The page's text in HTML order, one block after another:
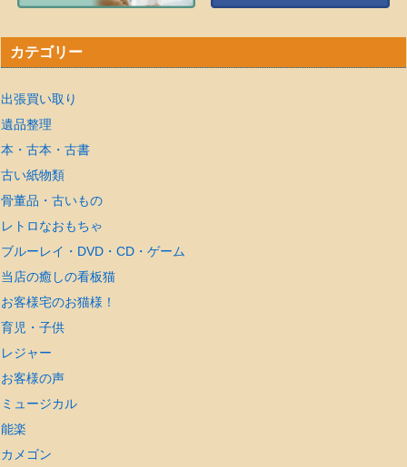
カテゴリー
出張買い取り
遺品整理
本・古本・古書
古い紙物類
骨董品・古いもの
レトロなおもちゃ
ブルーレイ・DVD・CD・ゲーム
当店の癒しの看板猫
お客様宅のお猫様！
育児・子供
レジャー
お客様の声
ミュージカル
能楽
カメゴン